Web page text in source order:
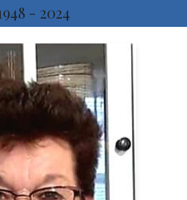
- 2024